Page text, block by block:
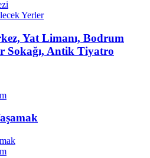
Yerler
Yat Limanı, Bodrum
Sokağı, Antik Tiyatro